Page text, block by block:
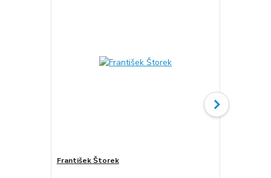
František Štorek